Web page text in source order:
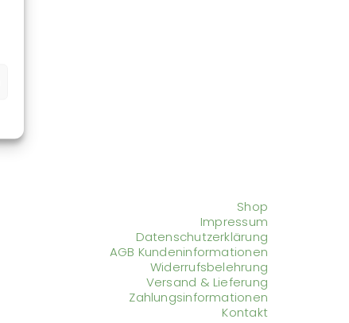
Shop
Impressum
Datenschutzerklärung
AGB Kundeninformationen
Widerrufsbelehrung
Versand & Lieferung
Zahlungsinformationen
Kontakt